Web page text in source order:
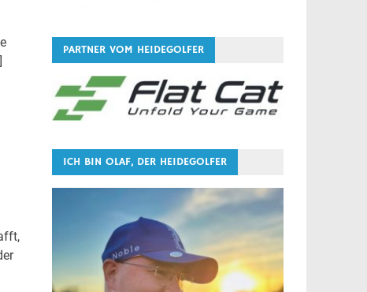
PARTNER VOM HEIDEGOLFER
ICH BIN OLAF, DER HEIDEGOLFER